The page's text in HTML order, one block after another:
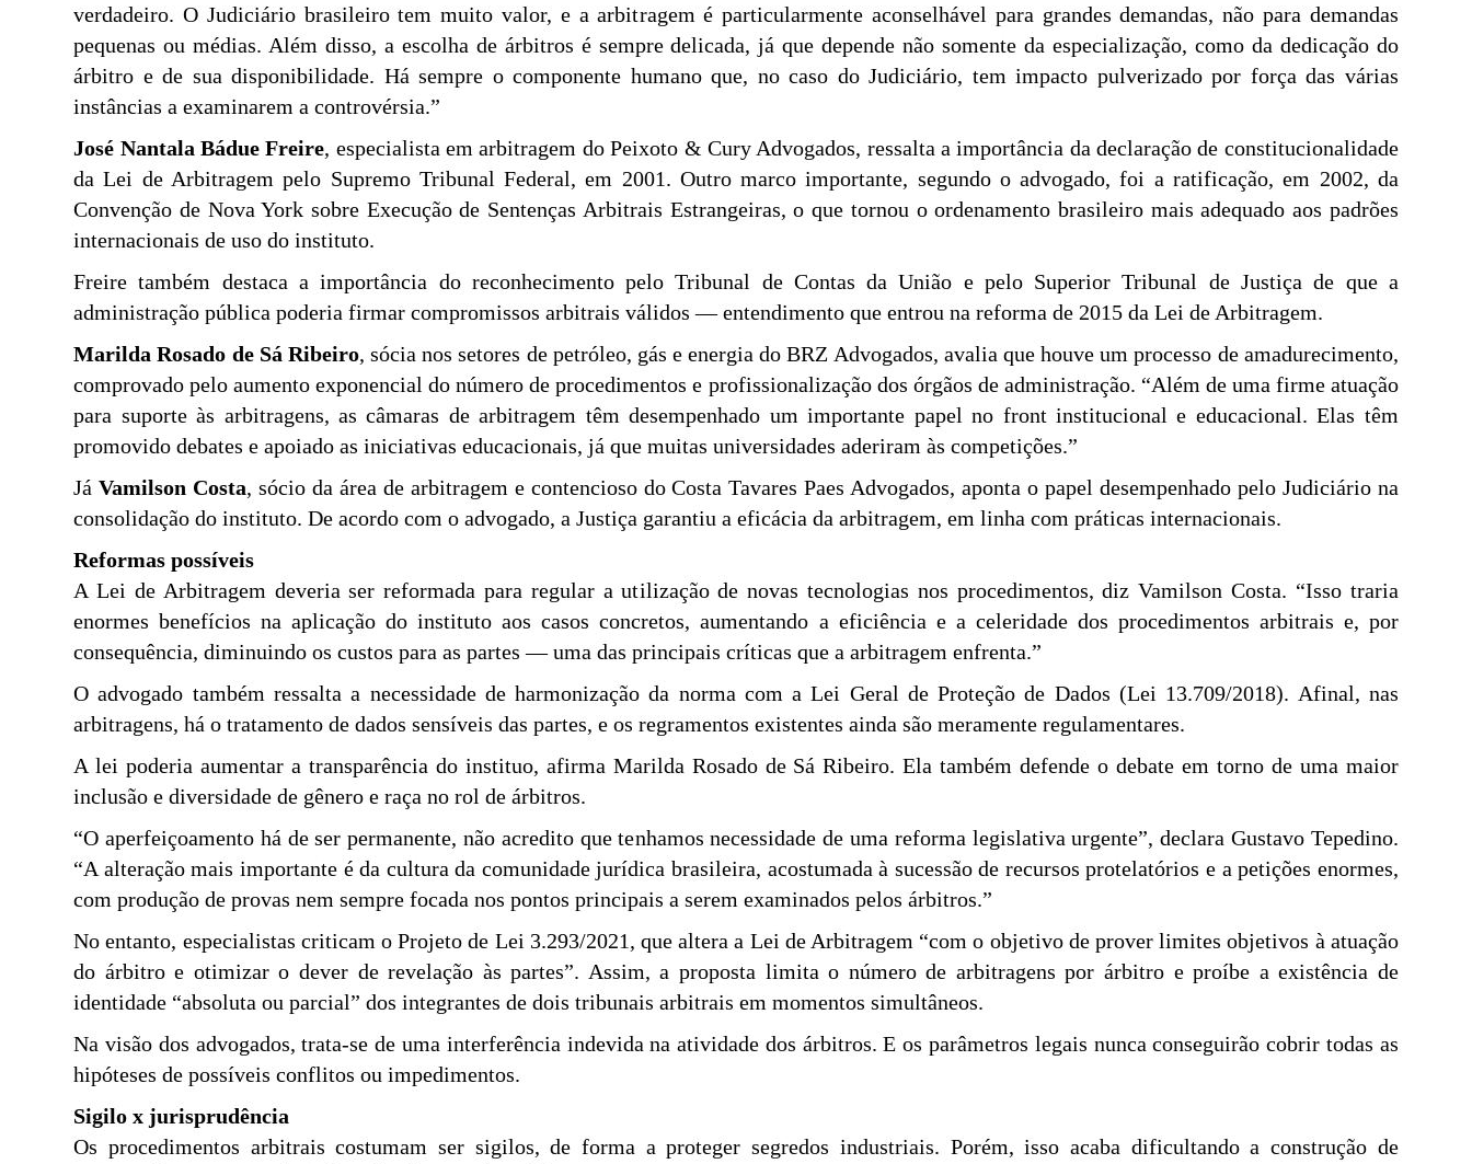
verdadeiro. O Judiciário brasileiro tem muito valor, e a arbitragem é particularmente aconselhável para grandes demandas, não para demandas
pequenas ou médias. Além disso, a escolha de árbitros é sempre delicada, já que depende não somente da especialização, como da dedicação do
árbitro e de sua disponibilidade. Há sempre o componente humano que, no caso do Judiciário, tem impacto pulverizado por força das várias
instâncias a examinarem a controvérsia.”
José Nantala Bádue Freire, especialista em arbitragem do Peixoto & Cury Advogados, ressalta a importância da declaração de constitucionalidade
da Lei de Arbitragem pelo Supremo Tribunal Federal, em 2001. Outro marco importante, segundo o advogado, foi a ratificação, em 2002, da
Convenção de Nova York sobre Execução de Sentenças Arbitrais Estrangeiras, o que tornou o ordenamento brasileiro mais adequado aos padrões
internacionais de uso do instituto.
Freire também destaca a importância do reconhecimento pelo Tribunal de Contas da União e pelo Superior Tribunal de Justiça de que a
administração pública poderia firmar compromissos arbitrais válidos — entendimento que entrou na reforma de 2015 da Lei de Arbitragem.
Marilda Rosado de Sá Ribeiro, sócia nos setores de petróleo, gás e energia do BRZ Advogados, avalia que houve um processo de amadurecimento,
comprovado pelo aumento exponencial do número de procedimentos e profissionalização dos órgãos de administração. “Além de uma firme atuação
para suporte às arbitragens, as câmaras de arbitragem têm desempenhado um importante papel no front institucional e educacional. Elas têm
promovido debates e apoiado as iniciativas educacionais, já que muitas universidades aderiram às competições.”
JáVamilson Costa, sócio da área de arbitragem e contencioso do Costa Tavares Paes Advogados, aponta o papel desempenhado pelo Judiciário na
consolidação do instituto. De acordo com o advogado, a Justiça garantiu a eficácia da arbitragem, em linha com práticas internacionais.
Reformas possíveis
A Lei de Arbitragem deveria ser reformada para regular a utilização de novas tecnologias nos procedimentos, diz Vamilson Costa. “Isso traria
enormes benefícios na aplicação do instituto aos casos concretos, aumentando a eficiência e a celeridade dos procedimentos arbitrais e, por
consequência, diminuindo os custos para as partes — uma das principais críticas que a arbitragem enfrenta.”
O advogado também ressalta a necessidade de harmonização da norma com a Lei Geral de Proteção de Dados (Lei 13.709/2018). Afinal, nas
arbitragens, há o tratamento de dados sensíveis das partes, e os regramentos existentes ainda são meramente regulamentares.
A lei poderia aumentar a transparência do instituo, afirma Marilda Rosado de Sá Ribeiro. Ela também defende o debate em torno de uma maior
inclusão e diversidade de gênero e raça no rol de árbitros.
“O aperfeiçoamento há de ser permanente, não acredito que tenhamos necessidade de uma reforma legislativa urgente”, declara Gustavo Tepedino.
“A alteração mais importante é da cultura da comunidade jurídica brasileira, acostumada à sucessão de recursos protelatórios e a petições enormes,
com produção de provas nem sempre focada nos pontos principais a serem examinados pelos árbitros.”
No entanto, especialistas criticam o Projeto de Lei 3.293/2021, que altera a Lei de Arbitragem “com o objetivo de prover limites objetivos à atuação
do árbitro e otimizar o dever de revelação às partes”. Assim, a proposta limita o número de arbitragens por árbitro e proíbe a existência de
identidade “absoluta ou parcial” dos integrantes de dois tribunais arbitrais em momentos simultâneos.
Na visão dos advogados, trata-se de uma interferência indevida na atividade dos árbitros. E os parâmetros legais nunca conseguirão cobrir todas as
hipóteses de possíveis conflitos ou impedimentos.
Sigilo x jurisprudência
Os procedimentos arbitrais costumam ser sigilos, de forma a proteger segredos industriais. Porém, isso acaba dificultando a construção de